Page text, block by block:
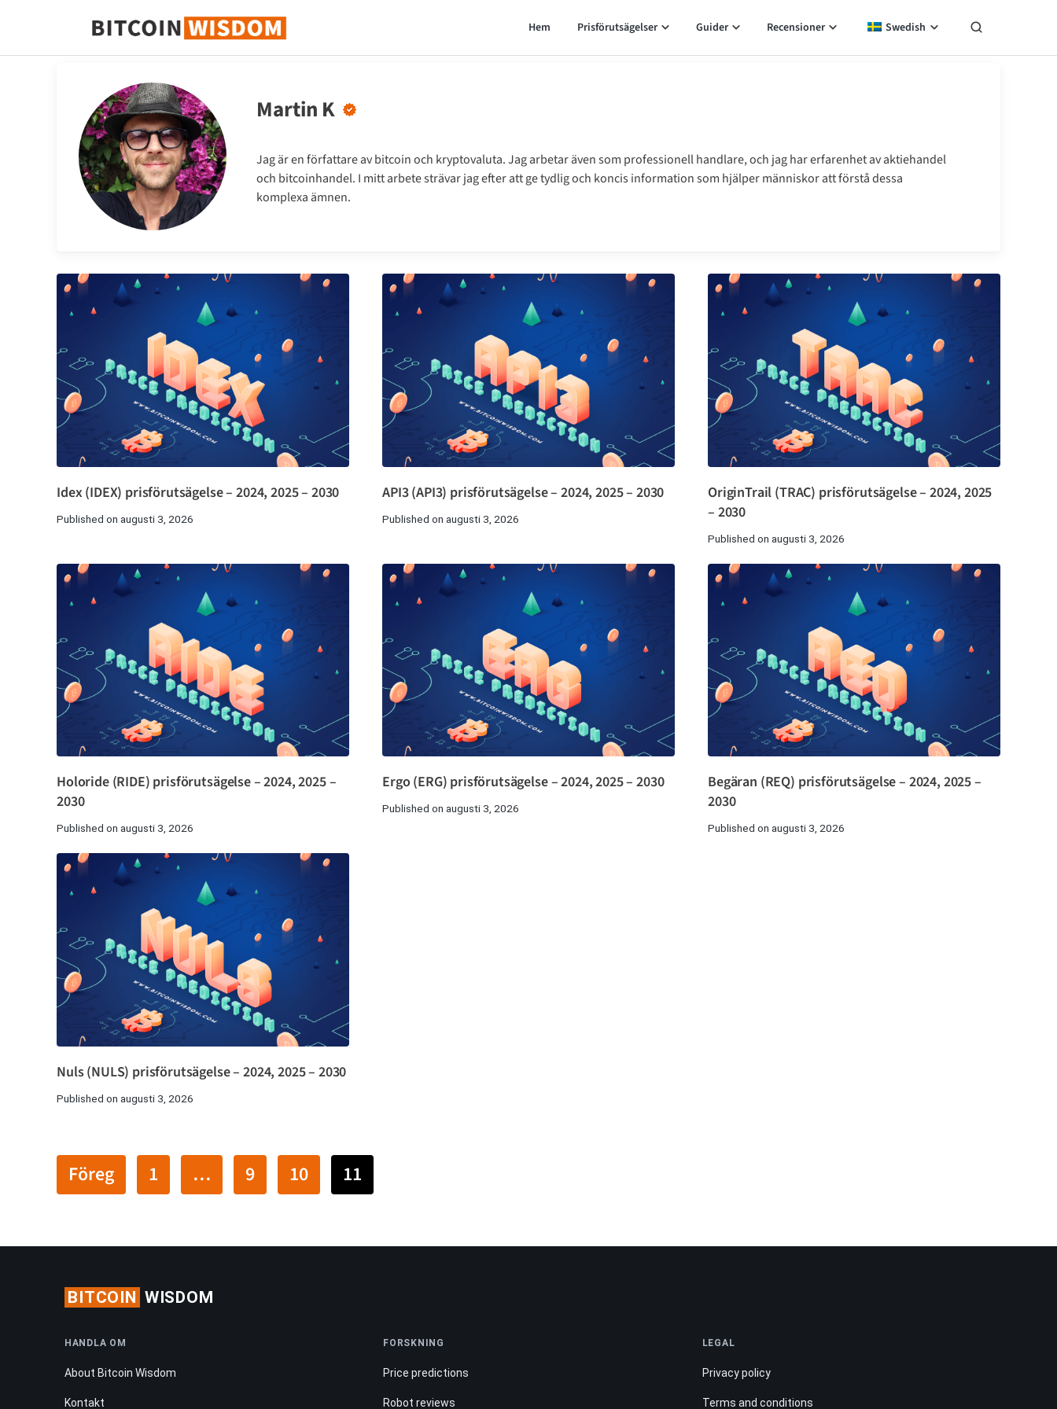
Bitcoin Wisdom
Hem Prisförutsägelser Guider Recensioner Swedish
Martin K
Jag är en författare av bitcoin och kryptovaluta. Jag arbetar även som professionell handlare, och jag har erfarenhet av aktiehandel
och bitcoinhandel. I mitt arbete strävar jag efter att ge tydlig och koncis information som hjälper människor att förstå dessa
komplexa ämnen.
Idex (IDEX) prisförutsägelse – 2024, 2025 – 2030
Published on augusti 3, 2026
API3 (API3) prisförutsägelse – 2024, 2025 – 2030
Published on augusti 3, 2026
OriginTrail (TRAC) prisförutsägelse – 2024, 2025
– 2030
Published on augusti 3, 2026
Holoride (RIDE) prisförutsägelse – 2024, 2025 –
2030
Published on augusti 3, 2026
Ergo (ERG) prisförutsägelse – 2024, 2025 – 2030
Published on augusti 3, 2026
Begäran (REQ) prisförutsägelse – 2024, 2025 –
2030
Published on augusti 3, 2026
Nuls (NULS) prisförutsägelse – 2024, 2025 – 2030
Published on augusti 3, 2026
Föreg 1 … 9 10 11
BITCOIN WISDOM
HANDLA OM
About Bitcoin Wisdom
Kontakt
FORSKNING
Price predictions
Robot reviews
LEGAL
Privacy policy
Terms and conditions